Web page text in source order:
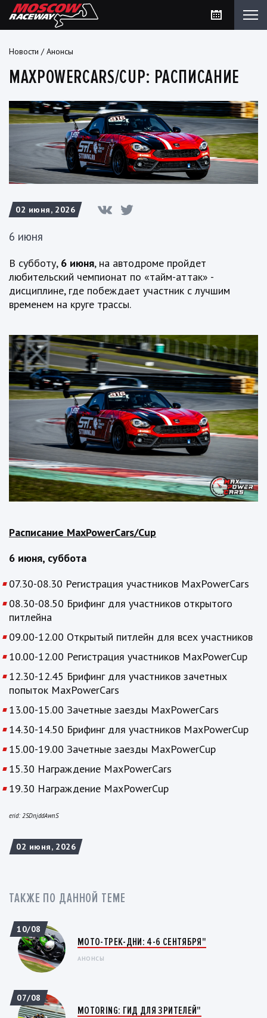
Новости /Анонсы
MAXPOWERCARS/CUP: РАСПИСАНИЕ
02 июня, 2026
6 июня
В субботу, 6 июня, на автодроме пройдет
любительский чемпионат по «тайм-аттак» -
дисциплине, где побеждает участник с лучшим
временем на круге трассы.
Расписание MaxPowerCars/Cup
6 июня, суббота
07.30-08.30 Регистрация участников MaxPowerCars
08.30-08.50 Брифинг для участников открытого
питлейна
09.00-12.00 Открытый питлейн для всех участников
10.00-12.00 Регистрация участников MaxPowerCup
12.30-12.45 Брифинг для участников зачетных
попыток MaxPowerCars
13.00-15.00 Зачетные заезды MaxPowerCars
14.30-14.50 Брифинг для участников MaxPowerCup
15.00-19.00 Зачетные заезды MaxPowerCup
15.30 Награждение MaxPowerCars
19.30 Награждение MaxPowerCup
erid: 2SDnjddAwnS
02 июня, 2026
ТАКЖЕ ПО ДАННОЙ ТЕМЕ
МОТО-ТРЕК-ДНИ: 4-6 СЕНТЯБРЯ"
АНОНСЫ
10/08
MOTORING: ГИД ДЛЯ ЗРИТЕЛЕЙ"
07/08